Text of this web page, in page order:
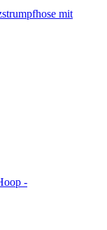
mit
-